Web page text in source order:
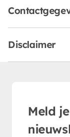
Disclaimer
Meld